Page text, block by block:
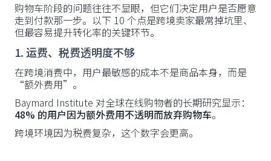
购物车阶段的问题往往不显眼，但它们决定用户是否愿意
走到付款那一步。以下 10 个点是跨境卖家最常掉坑里、
但最容易提升转化率的关键环节。
1. 运费、税费透明度不够
在跨境消费中，用户最敏感的成本不是商品本身，而是
“额外费用”。
Baymard Institute 对全球在线购物者的长期研究显示：
48% 的用户因为额外费用不透明而放弃购物车。
跨境环境因为税费复杂，这个数字会更高。